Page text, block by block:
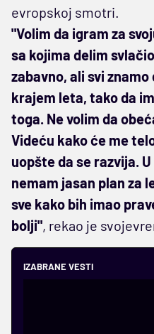
evropskoj smotri.
"Volim da igram za
sa kojima delim
zabavno, ali svi
krajem leta, tako da
toga. Ne volim da
Videću kako će me
uopšte da se razvija.
nemam jasan plan za
sve kako bih imao
bolji", rekao je
IZABRANE VESTI